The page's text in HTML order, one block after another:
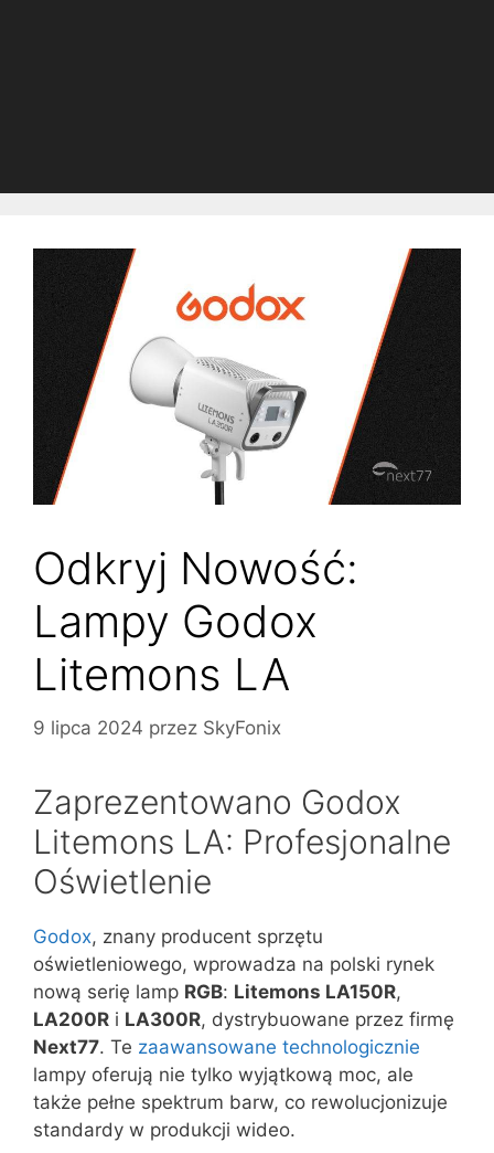
Odkryj Nowość:
Lampy Godox
Litemons LA
9 lipca 2024 przez SkyFonix
Zaprezentowano Godox
Litemons LA: Profesjonalne
Oświetlenie
Godox, znany producent sprzętu
oświetleniowego, wprowadza na polski rynek
nową serię lamp RGB: Litemons LA150R,
LA200R i LA300R, dystrybuowane przez firmę
Next77. Te zaawansowane technologicznie
lampy oferują nie tylko wyjątkową moc, ale
także pełne spektrum barw, co rewolucjonizuje
standardy w produkcji wideo.